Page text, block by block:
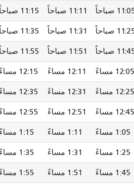
صباحاً 11:11 صباحاً 11:15 صباحاً
صباحاً 11:31 صباحاً 11:35 صباحاً
صباحاً 11:51 صباحاً 11:55 صباحاً
مساءً 12:11 مساءً 12:15 مساءً
مساءً 12:31 مساءً 12:35 مساءً
مساءً 12:51 مساءً 12:55 مساءً
1:05 مساءً 1:11 مساءً 1:15 مساءً
1:25 مساءً 1:31 مساءً 1:35 مساءً
1:45 مساءً 1:51 مساءً 1:55 مساءً